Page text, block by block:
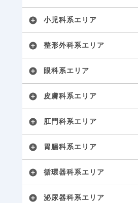
add_circle 小児科系エリア
add_circle 整形外科系エリア
add_circle 眼科系エリア
add_circle 皮膚科系エリア
add_circle 肛門科系エリア
add_circle 胃腸科系エリア
add_circle 循環器科系エリア
add_circle 泌尿器科系エリア